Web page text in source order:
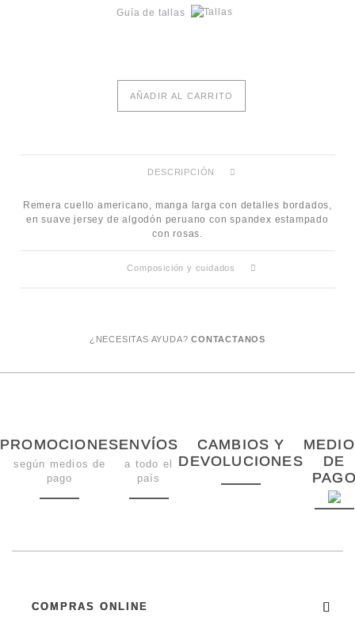
Guía de tallas
AÑADIR AL CARRITO
DESCRIPCIÓN
Remera cuello americano, manga larga con detalles bordados,
en suave jersey de algodón peruano con spandex estampado
con rosas.
Composición y cuidados
¿NECESITAS AYUDA?CONTACTANOS
PROMOCIONES
según medios de
pago
ENVÍOS
a todo el
país
CAMBIOS Y
DEVOLUCIONES
DE
COMPRAS ONLINE